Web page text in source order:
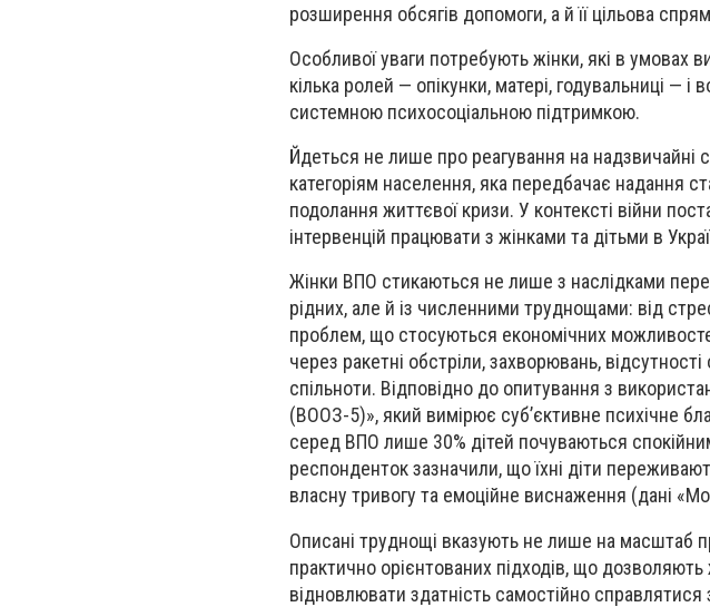
розширення обсягів допомоги, а й її цільова
Особливої уваги потребують жінки, які в
кілька ролей — опікунки, матері, годувальниці
системною психосоціальною підтримкою.
Йдеться не лише про реагування на надзвичайні
категоріям населення, яка передбачає надання
подолання життєвої кризи. У контексті війни
інтервенцій працювати з жінками та дітьми в
Жінки ВПО стикаються не лише з наслідками
рідних, але й із численними труднощами: від
проблем, що стосуються економічних
через ракетні обстріли, захворювань,
спільноти. Відповідно до опитування з
(ВООЗ-5)», який вимірює суб’єктивне психічне
серед ВПО лише 30% дітей почуваються
респонденток зазначили, що їхні діти
власну тривогу та емоційне виснаження (дані
Описані труднощі вказують не лише на масштаб
практично орієнтованих підходів, що
відновлювати здатність самостійно справлятися